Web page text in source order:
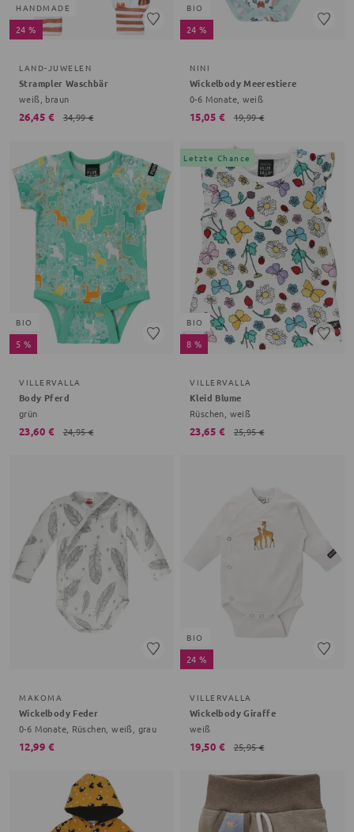
HANDMADE
24 %
LAND-JUWELEN
Strampler Waschbär
weiß, braun
26,45 € 34,99 €
BIO
24 %
NINI
Wickelbody Meerestiere
0-6 Monate, weiß
15,05 € 19,99 €
BIO
5 %
VILLERVALLA
Body Pferd
grün
23,60 € 24,95 €
Letzte Chance
BIO
8 %
VILLERVALLA
Kleid Blume
Rüschen, weiß
23,65 € 25,95 €
MAKOMA
Wickelbody Feder
0-6 Monate, Rüschen, weiß, grau
12,99 €
BIO
24 %
VILLERVALLA
Wickelbody Giraffe
weiß
19,50 € 25,95 €